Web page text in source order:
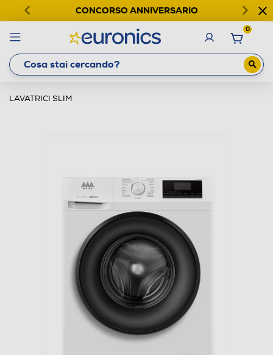
CONCORSO ANNIVERSARIO
0
LAVATRICI SLIM